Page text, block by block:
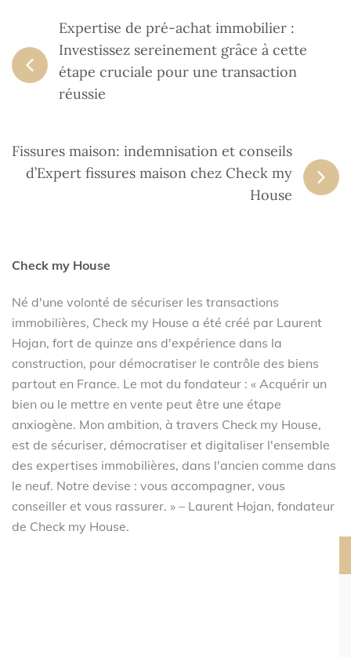
Expertise de pré-achat immobilier :
Investissez sereinement grâce à cette
étape cruciale pour une transaction
réussie
Fissures maison: indemnisation et conseils
d’Expert fissures maison chez Check my
House
Check my House
Né d'une volonté de sécuriser les transactions
immobilières, Check my House a été créé par Laurent
Hojan, fort de quinze ans d'expérience dans la
construction, pour démocratiser le contrôle des biens
partout en France. Le mot du fondateur : « Acquérir un
bien ou le mettre en vente peut être une étape
anxiogène. Mon ambition, à travers Check my House,
est de sécuriser, démocratiser et digitaliser l'ensemble
des expertises immobilières, dans l'ancien comme dans
le neuf. Notre devise : vous accompagner, vous
conseiller et vous rassurer. » – Laurent Hojan, fondateur
de Check my House.